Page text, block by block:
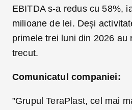
EBITDA s-a redus cu 58%,
milioane de lei. Deși
primele trei luni din 2026
trecut.
Comunicatul companiei:
”Grupul TeraPlast, cel mai